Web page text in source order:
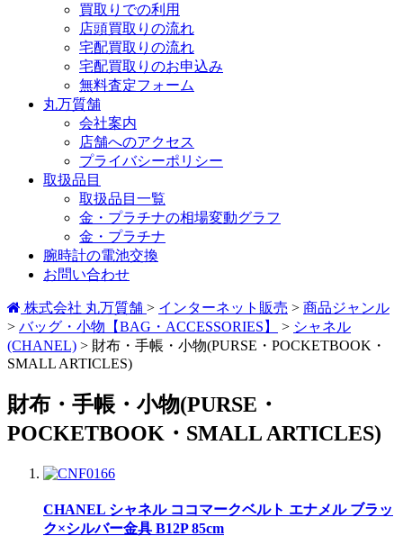
買取りでの利用
店頭買取りの流れ
宅配買取りの流れ
宅配買取りのお申込み
無料査定フォーム
丸万質舗
会社案内
店舗へのアクセス
プライバシーポリシー
取扱品目
取扱品目一覧
金・プラチナの相場変動グラフ
金・プラチナ
腕時計の電池交換
お問い合わせ
株式会社 丸万質舗 > インターネット販売 > 商品ジャンル
> バッグ・小物【BAG・ACCESSORIES】 > シャネル
(CHANEL) > 財布・手帳・小物(PURSE・POCKETBOOK・
SMALL ARTICLES)
財布・手帳・小物(PURSE・
POCKETBOOK・SMALL ARTICLES)
CHANEL シャネル ココマークベルト エナメル ブラッ
ク×シルバー金具 B12P 85cm